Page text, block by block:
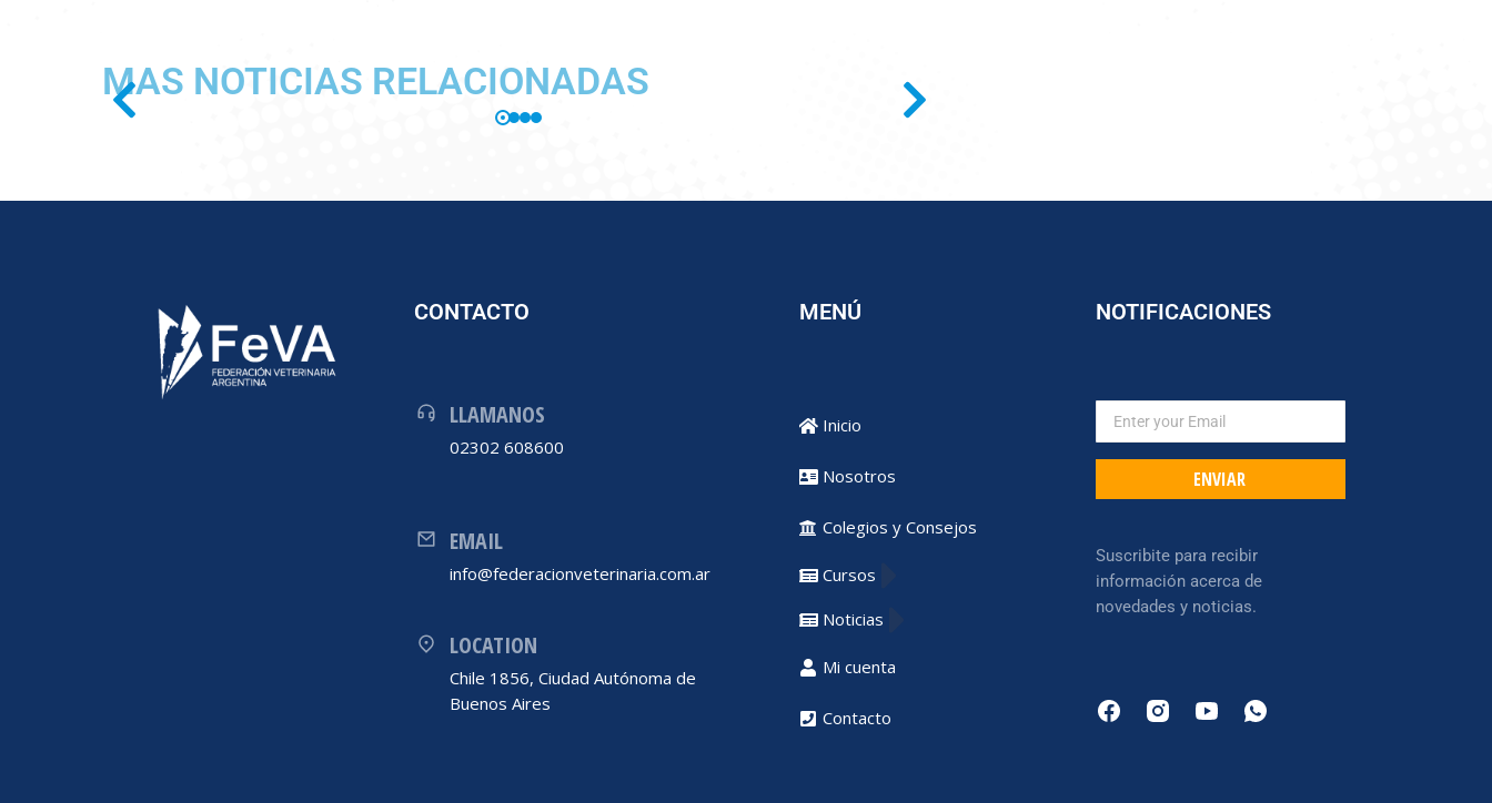
MAS NOTICIAS RELACIONADAS
CONTACTO
LLAMANOS
02302 608600
EMAIL
info@federacionveterinaria.com.ar
LOCATION
Chile 1856, Ciudad Autónoma de
Buenos Aires
MENÚ
Inicio
Nosotros
Colegios y Consejos
Cursos
Noticias
Mi cuenta
Contacto
NOTIFICACIONES
ENVIAR
Suscribite para recibir
información acerca de
novedades y noticias.